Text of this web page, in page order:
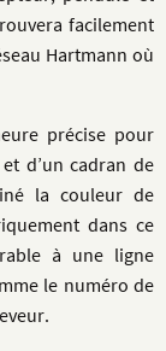
facilement
Hartmann où
précise pour
d’un cadran de
la couleur de
dans ce
à une ligne
le numéro de